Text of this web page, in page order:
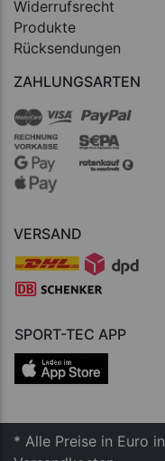
Widerrufsrecht
Produkte
Rücksendungen
ZAHLUNGSARTEN
VERSAND
SPORT-TEC APP
* Alle Preise in Euro